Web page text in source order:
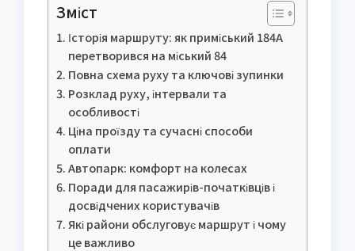
Зміст
Історія маршруту: як приміський 184А
перетворився на міський 84
Повна схема руху та ключові зупинки
Розклад руху, інтервали та
особливості
Ціна проїзду та сучасні способи
оплати
Автопарк: комфорт на колесах
Поради для пасажирів-початківців і
досвідчених користувачів
Які райони обслуговує маршрут і чому
це важливо